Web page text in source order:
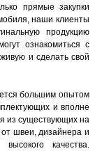
прямые закупки
наши клиенты
продукцию
ознакомиться с
и сделать свой
большим опытом
и вполне
из существующих на
швеи, дизайнера и
качества.